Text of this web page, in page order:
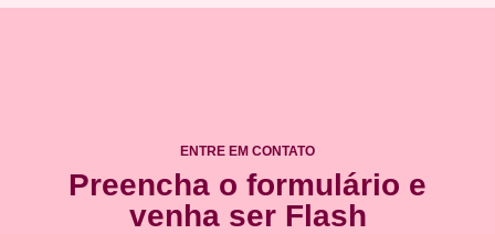
ENTRE EM CONTATO
Preencha o formulário e
venha ser Flash